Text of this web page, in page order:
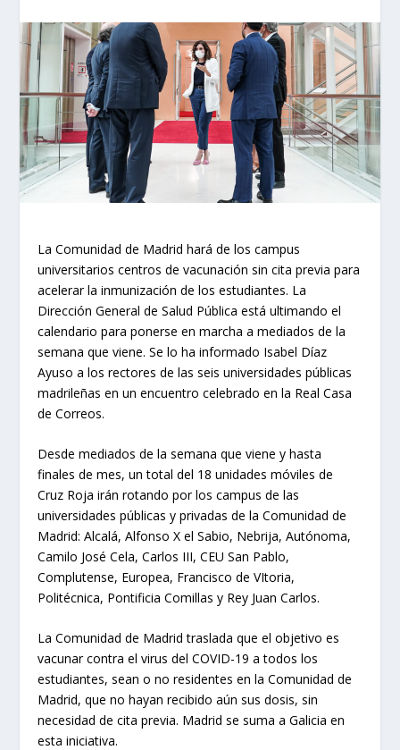
La Comunidad de Madrid hará de los campus
universitarios centros de vacunación sin cita previa para
acelerar la inmunización de los estudiantes. La
Dirección General de Salud Pública está ultimando el
calendario para ponerse en marcha a mediados de la
semana que viene. Se lo ha informado Isabel Díaz
Ayuso a los rectores de las seis universidades públicas
madrileñas en un encuentro celebrado en la Real Casa
de Correos.
Desde mediados de la semana que viene y hasta
finales de mes, un total del 18 unidades móviles de
Cruz Roja irán rotando por los campus de las
universidades públicas y privadas de la Comunidad de
Madrid: Alcalá, Alfonso X el Sabio, Nebrija, Autónoma,
Camilo José Cela, Carlos III, CEU San Pablo,
Complutense, Europea, Francisco de VItoria,
Politécnica, Pontificia Comillas y Rey Juan Carlos.
La Comunidad de Madrid traslada que el objetivo es
vacunar contra el virus del COVID-19 a todos los
estudiantes, sean o no residentes en la Comunidad de
Madrid, que no hayan recibido aún sus dosis, sin
necesidad de cita previa. Madrid se suma a Galicia en
esta iniciativa.